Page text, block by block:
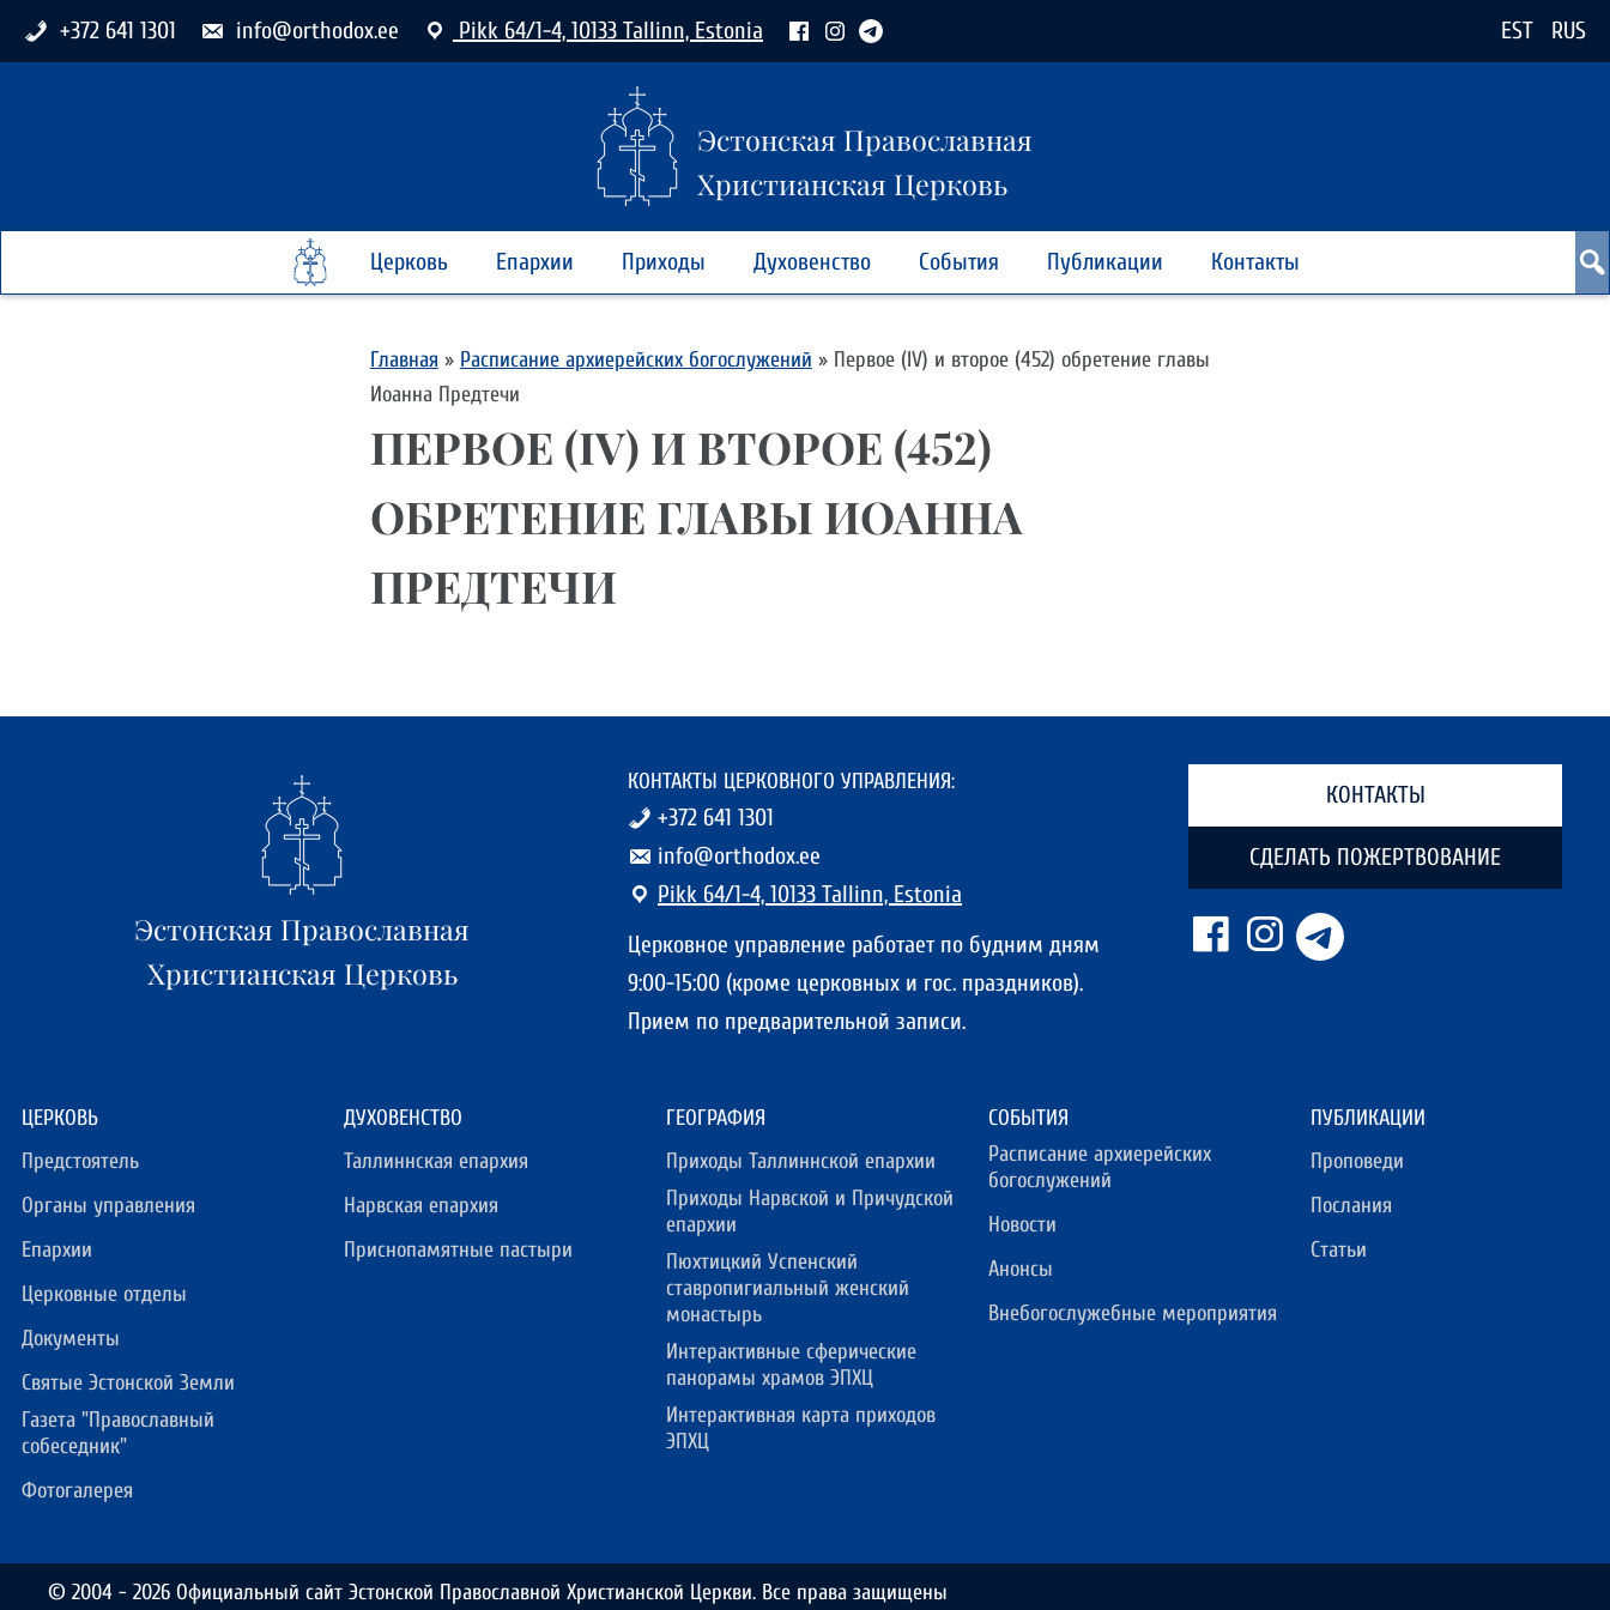
+372 641 1301 info@orthodox.ee Pikk 64/1-4, 10133 Tallinn, Estonia EST RUS
Эстонская Православная
Христианская Церковь
Церковь Епархии Приходы Духовенство События Публикации Контакты
Главная » Расписание архиерейских богослужений » Первое (IV) и второе (452) обретение главы
Иоанна Предтечи
ПЕРВОЕ (IV) И ВТОРОЕ (452)
ОБРЕТЕНИЕ ГЛАВЫ ИОАННА
ПРЕДТЕЧИ
Эстонская Православная
Христианская Церковь
КОНТАКТЫ ЦЕРКОВНОГО УПРАВЛЕНИЯ:
+372 641 1301
info@orthodox.ee
Pikk 64/1-4, 10133 Tallinn, Estonia
Церковное управление работает по будним дням
9:00-15:00 (кроме церковных и гос. праздников).
Прием по предварительной записи.
КОНТАКТЫ
СДЕЛАТЬ ПОЖЕРТВОВАНИЕ
ЦЕРКОВЬ
Предстоятель
Органы управления
Епархии
Церковные отделы
Документы
Святые Эстонской Земли
Газета "Православный
собеседник"
Фотогалерея
ДУХОВЕНСТВО
Таллиннская епархия
Нарвская епархия
Приснопамятные пастыри
ГЕОГРАФИЯ
Приходы Таллиннской епархии
Приходы Нарвской и Причудской
епархии
Пюхтицкий Успенский
ставропигиальный женский
монастырь
Интерактивные сферические
панорамы храмов ЭПХЦ
Интерактивная карта приходов
ЭПХЦ
СОБЫТИЯ
Расписание архиерейских
богослужений
Новости
Анонсы
Внебогослужебные мероприятия
ПУБЛИКАЦИИ
Проповеди
Послания
Статьи
© 2004 - 2026 Официальный сайт Эстонской Православной Христианской Церкви. Все права защищены